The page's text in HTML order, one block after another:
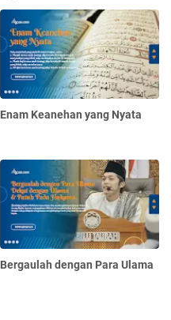
Enam Keanehan yang Nyata
Bergaulah dengan Para Ulama